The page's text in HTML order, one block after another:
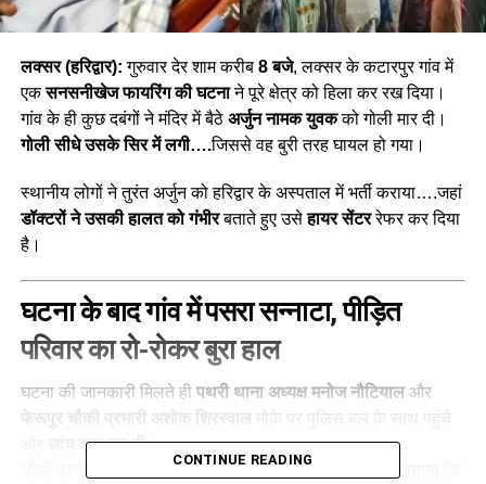
लक्सर (हरिद्वार): गुरुवार देर शाम करीब 8 बजे, लक्सर के कटारपुर गांव में
एकसनसनीखेज फायरिंग की घटनाने पूरे क्षेत्र को हिला कर रख दिया।
गांव के ही कुछ दबंगों ने मंदिर में बैठे अर्जुन नामक युवकको गोली मार दी।
गोली सीधे उसके सिर में लगी….जिससे वह बुरी तरह घायल हो गया।
स्थानीय लोगों ने तुरंत अर्जुन को हरिद्वार के अस्पताल में भर्ती कराया….जहां
डॉक्टरों ने उसकी हालत को गंभीरबताते हुए उसेहायर सेंटररेफर कर दिया
है।
घटना के बाद गांव में पसरा सन्नाटा, पीड़ित
परिवार का रो-रोकर बुरा हाल
घटना की जानकारी मिलते ही पथरी थाना अध्यक्ष मनोज नौटियालऔर
फेरूपुर चौकी प्रभारी अशोक शिरस्वाल
जांच शुरू कर दी।
चौकी प्रभारी अशोक शिरस्वाल ने गोली चलने की
CONTINUE READING